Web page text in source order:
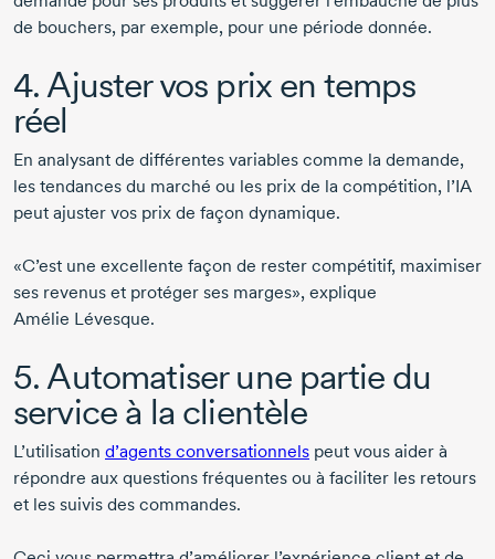
de bouchers, par exemple, pour une période donnée.
4. Ajuster vos prix en temps
réel
En analysant de différentes variables comme la demande,
les tendances du marché ou les prix de la compétition, l’IA
peut ajuster vos prix de façon dynamique.
«C’est une excellente façon de rester compétitif, maximiser
ses revenus et protéger ses marges», explique
Amélie Lévesque.
5. Automatiser une partie du
service à la clientèle
L’utilisation d’agents conversationnels peut vous aider à
répondre aux questions fréquentes ou à faciliter les retours
et les suivis des commandes.